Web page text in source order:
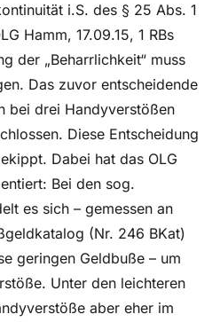
i.S. des § 25 Abs. 1
Hamm, 17.09.15, 1 RBs
der „Beharrlichkeit“ muss
Das zuvor entscheidende
bei drei Handyverstößen
Diese Entscheidung
Dabei hat das OLG
Bei den sog.
es sich – gemessen an
(Nr. 246 BKat)
geringen Geldbuße – um
Unter den leichteren
aber eher im